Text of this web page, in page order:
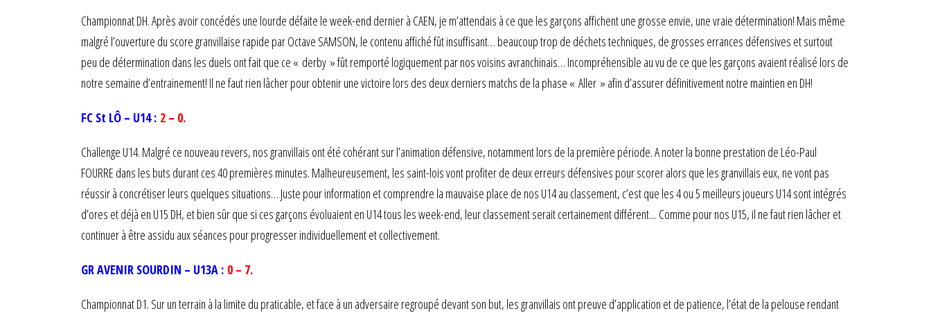
Championnat DH. Après avoir concédés une lourde défaite le week-end dernier à CAEN, je m’attendais à ce que les garçons affichent une grosse envie, une vraie détermination! Mais même
malgré l’ouverture du score granvillaise rapide par Octave SAMSON, le contenu affiché fût insuffisant… beaucoup trop de déchets techniques, de grosses errances défensives et surtout
peu de détermination dans les duels ont fait que ce « derby » fût remporté logiquement par nos voisins avranchinais… Incompréhensible au vu de ce que les garçons avaient réalisé lors de
notre semaine d’entrainement! Il ne faut rien lâcher pour obtenir une victoire lors des deux derniers matchs de la phase « Aller » afin d’assurer définitivement notre maintien en DH!
FC St LÔ – U14 : 2 – 0.
Challenge U14. Malgré ce nouveau revers, nos granvillais ont été cohérant sur l’animation défensive, notamment lors de la première période. A noter la bonne prestation de Léo-Paul
FOURRE dans les buts durant ces 40 premières minutes. Malheureusement, les saint-lois vont profiter de deux erreurs défensives pour scorer alors que les granvillais eux, ne vont pas
réussir à concrétiser leurs quelques situations… Juste pour information et comprendre la mauvaise place de nos U14 au classement, c’est que les 4 ou 5 meilleurs joueurs U14 sont intégrés
d’ores et déjà en U15 DH, et bien sûr que si ces garçons évoluaient en U14 tous les week-end, leur classement serait certainement différent… Comme pour nos U15, il ne faut rien lâcher et
continuer à être assidu aux séances pour progresser individuellement et collectivement.
GR AVENIR SOURDIN – U13A : 0 – 7.
Championnat D1. Sur un terrain à la limite du praticable, et face à un adversaire regroupé devant son but, les granvillais ont preuve d’application et de patience, l’état de la pelouse rendant